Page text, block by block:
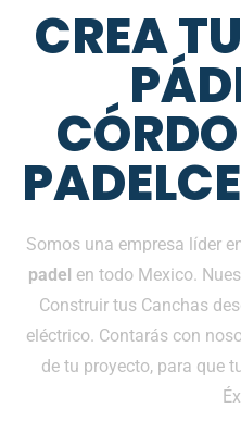
CREA
Somos una empresa líder
padel en todo Mexico.
Construir tus Canchas
eléctrico. Contarás con
de tu proyecto, para que